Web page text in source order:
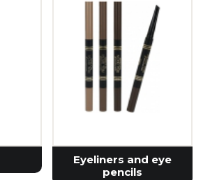
Eyeliners and eye
pencils